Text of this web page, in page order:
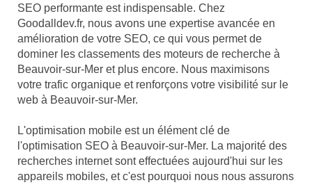
SEO performante est indispensable. Chez
Goodalldev.fr, nous avons une expertise avancée en
amélioration de votre SEO, ce qui vous permet de
dominer les classements des moteurs de recherche à
Beauvoir-sur-Mer et plus encore. Nous maximisons
votre trafic organique et renforçons votre visibilité sur le
web à Beauvoir-sur-Mer.
L'optimisation mobile est un élément clé de
l'optimisation SEO à Beauvoir-sur-Mer. La majorité des
recherches internet sont effectuées aujourd'hui sur les
appareils mobiles, et c'est pourquoi nous nous assurons